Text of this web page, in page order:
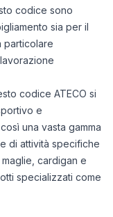
codice sono
sia per il
particolare
codice ATECO si
e
una vasta gamma
di attività specifiche
cardigan e
specializzati come